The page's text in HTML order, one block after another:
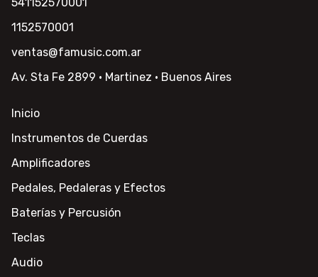
1152570001
ventas@famusic.com.ar
Av. Sta Fe 2899 · Martinez · Buenos Aires
Inicio
Instrumentos de Cuerdas
Amplificadores
Pedales, Pedaleras y Efectos
Baterías y Percusión
Teclas
Audio